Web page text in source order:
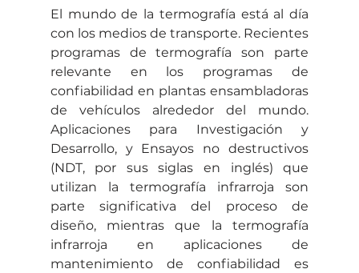
El mundo de la termografía está al día
con los medios de transporte. Recientes
programas de termografía son parte
relevante en los programas de
confiabilidad en plantas ensambladoras
de vehículos alrededor del mundo.
Aplicaciones para Investigación y
Desarrollo, y Ensayos no destructivos
(NDT, por sus siglas en inglés) que
utilizan la termografía infrarroja son
parte significativa del proceso de
diseño, mientras que la termografía
infrarroja en aplicaciones de
mantenimiento de confiabilidad es